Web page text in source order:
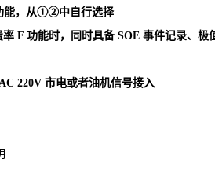
能，从①②中自行选择
F 功能时，同时具备 SOE 事件记录、极
220V 市电或者油机信号接入